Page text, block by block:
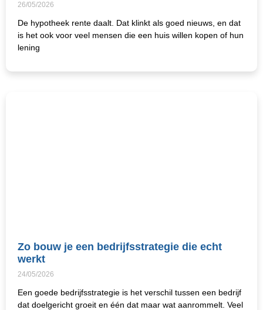
26/05/2026
De hypotheek rente daalt. Dat klinkt als goed nieuws, en dat
is het ook voor veel mensen die een huis willen kopen of hun
lening
Zo bouw je een bedrijfsstrategie die echt
werkt
24/05/2026
Een goede bedrijfsstrategie is het verschil tussen een bedrijf
dat doelgericht groeit en één dat maar wat aanrommelt. Veel